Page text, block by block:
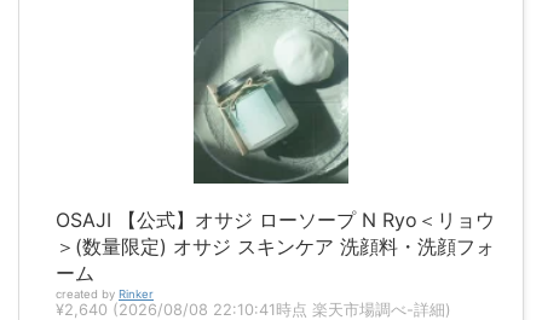
OSAJI 【公式】オサジ ローソープ N Ryo＜リョウ
＞(数量限定) オサジ スキンケア 洗顔料・洗顔フォ
ーム
created by Rinker
¥2,640 (2026/08/08 22:10:41時点 楽天市場調べ-詳細)